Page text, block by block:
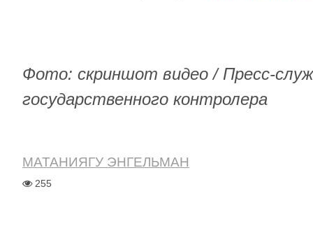
Фото: скриншот видео / Пресс-
государственного контролера
МАТАНИЯГУ ЭНГЕЛЬМАН
255